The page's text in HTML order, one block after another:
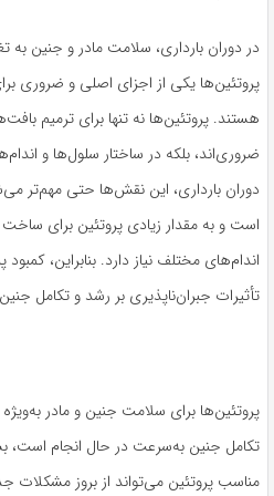
در دوران بارداری، سلامت مادر و جنین
پروتئین‌ها یکی از اجزای اصلی و ضروری
هستند. پروتئین‌ها نه تنها برای ترمیم
ضروری‌اند، بلکه در ساختار سلول‌ها و
دوران بارداری، این نقش‌ها حتی مهم‌تر
است و به مقدار زیادی پروتئین برای
اندام‌های مختلف نیاز دارد. بنابراین،
تأثیرات جبران‌ناپذیری بر رشد و تکامل
پروتئین‌ها برای سلامت جنین و مادر
تکامل جنین به‌سرعت در حال انجام است،
مناسب پروتئین می‌تواند از بروز مشکلات